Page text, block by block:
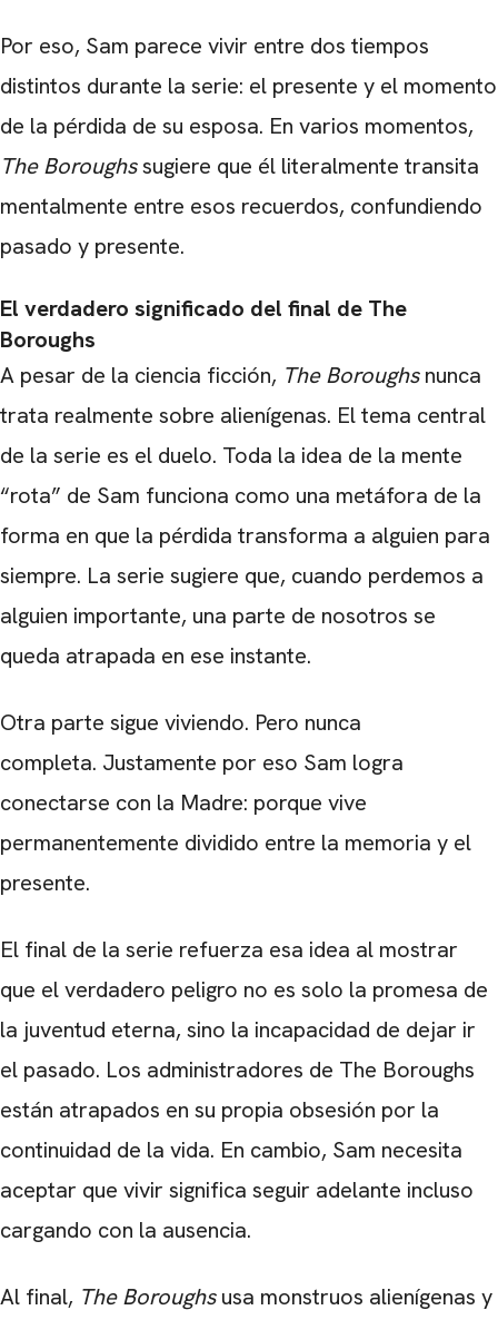
Por eso, Sam parece vivir entre dos tiempos
distintos durante la serie: el presente y el momento
de la pérdida de su esposa. En varios momentos,
The Boroughssugiere que él literalmente transita
mentalmente entre esos recuerdos, confundiendo
pasado y presente.
El verdadero significado del final de The
Boroughs
A pesar de la ciencia ficción, The Boroughsnunca
trata realmente sobre alienígenas. El tema central
de la serie es el duelo. Toda la idea de la mente
“rota” de Sam funciona como una metáfora de la
forma en que la pérdida transforma a alguien para
siempre. La serie sugiere que, cuando perdemos a
alguien importante, una parte de nosotros se
queda atrapada en ese instante.
Otra parte sigue viviendo. Pero nunca
completa. Justamente por eso Sam logra
conectarse con la Madre: porque vive
permanentemente dividido entre la memoria y el
presente.
El final de la serie refuerza esa idea al mostrar
que el verdadero peligro no es solo la promesa de
la juventud eterna, sino la incapacidad de dejar ir
el pasado. Los administradores de The Boroughs
están atrapados en su propia obsesión por la
continuidad de la vida. En cambio, Sam necesita
aceptar que vivir significa seguir adelante incluso
cargando con la ausencia.
Al final, The Boroughsusa monstruos alienígenas y